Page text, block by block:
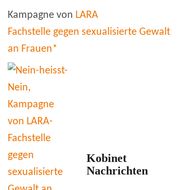
Kampagne von LARA
Fachstelle gegen sexualisierte Gewalt
an Frauen*
Kobinet
Nachrichten